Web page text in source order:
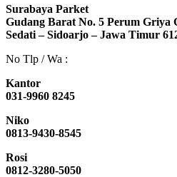
Surabaya Parket
Gudang Barat No. 5 Perum Griya
Sedati – Sidoarjo – Jawa Timur
No Tlp / Wa :
Kantor
031-9960 8245
Niko
0813-9430-8545
Rosi
0812-3280-5050